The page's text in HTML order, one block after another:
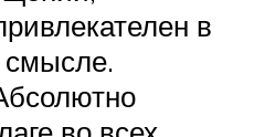
в
смысле.